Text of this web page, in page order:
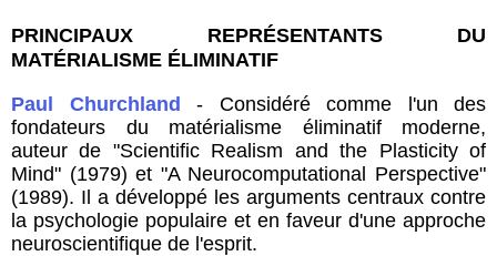
PRINCIPAUX REPRÉSENTANTS DU
MATÉRIALISME ÉLIMINATIF
Paul Churchland - Considéré comme l'un des
fondateurs du matérialisme éliminatif moderne,
auteur de "Scientific Realism and the Plasticity of
Mind" (1979) et "A Neurocomputational Perspective"
(1989). Il a développé les arguments centraux contre
la psychologie populaire et en faveur d'une approche
neuroscientifique de l'esprit.